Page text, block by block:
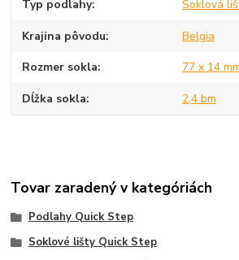
Typ podlahy Soklová
Krajina pôvodu Belgia
Rozmer sokla 77 x 14
Dĺžka sokla 2,4 bm
Tovar zaradený v kategóriách
Podlahy Quick Step
Soklové lišty Quick Step